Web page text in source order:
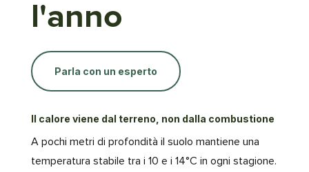
l'anno
Parla con un esperto
Il calore viene dal terreno, non dalla combustione
A pochi metri di profondità il suolo mantiene una
temperatura stabile tra i 10 e i 14°C in ogni stagione.